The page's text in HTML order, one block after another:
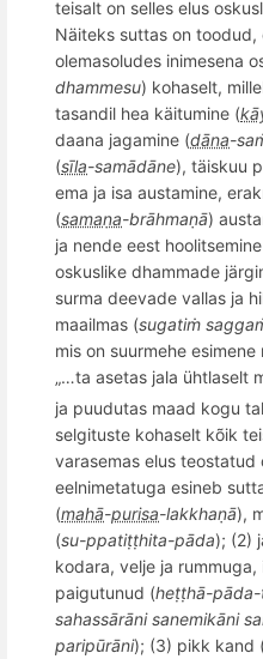
teisalt on selles elus
Näiteks suttas on toodud,
olemasoludes inimesena
dhammesu) kohaselt,
tasandil hea käitumine (
daana jagamine (dāna-
(sīla-samādāne), täiskuu
ema ja isa austamine,
(samaṇa-brāhmaṇā)
ja nende eest
oskuslike dhammade
surma deevade vallas ja
maailmas (sugatiṁ sagga
mis on suurmehe
„…ta asetas jala ühtlaselt
ja puudutas maad kogu
selgituste kohaselt kõik
varasemas elus teostatud
eelnimetatuga esineb
(mahā-purisa-lakkhaṇā),
(su-ppatiṭṭhita-pāda); (2)
kodara, velje ja
paigutunud (heṭṭhā-pāda-
sahassārāni sanemikāni
paripūrāni); (3) pikk kand